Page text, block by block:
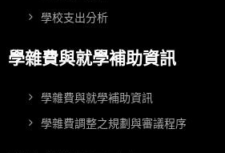
學校支出分析
學雜費與就學補助資訊
學雜費與就學補助資訊
學雜費調整之規劃與審議程序